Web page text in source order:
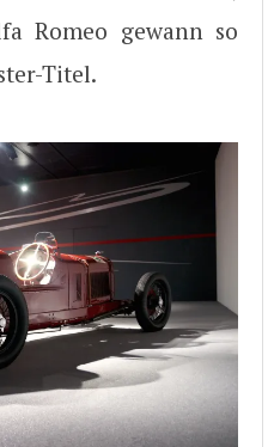
Romeo gewann so
Titel.